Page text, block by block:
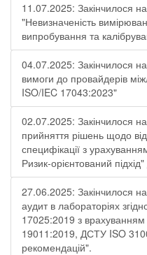
11.07.2025: Закінчилося
"Невизначеність
випробування та
04.07.2025: Закінчилося
вимоги до провайдерів
ISO/IEC 17043:2023"
02.07.2025: Закінчилося
прийняття рішень щодо
специфікації з
Ризик-орієнтований
27.06.2025: Закінчилося
аудит в лабораторіях
17025:2019 з
19011:2019, ДСТУ ISO
рекомендацій".